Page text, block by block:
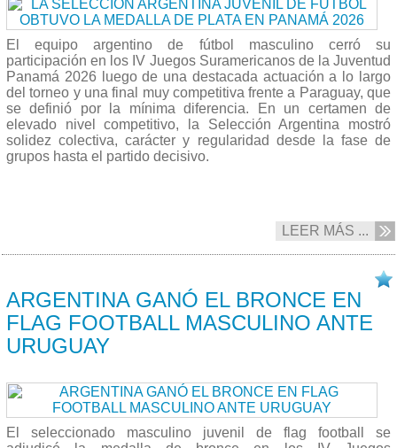
El equipo argentino de fútbol masculino cerró su
participación en los IV Juegos Suramericanos de la Juventud
Panamá 2026 luego de una destacada actuación a lo largo
del torneo y una final muy competitiva frente a Paraguay, que
se definió por la mínima diferencia. En un certamen de
elevado nivel competitivo, la Selección Argentina mostró
solidez colectiva, carácter y regularidad desde la fase de
grupos hasta el partido decisivo.
LEER MÁS ...
ARGENTINA GANÓ EL BRONCE EN
FLAG FOOTBALL MASCULINO ANTE
URUGUAY
El seleccionado masculino juvenil de flag football se